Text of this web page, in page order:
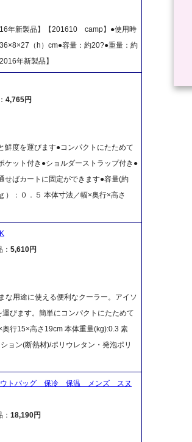
年新製品】【201610 camp】●使用時
（h）cm●容量：約20?●重量：約
年新製品】
4,765円
鮮度を運びます●コンパクトにたためて
ケット付き●ショルダーストラップ付き●
せばカートに固定ができます●容量(約
）：０．５ 本体寸法／幅×奥行×高さ
5,610円
な用途に使える便利なクーラー。アイソ
びます。簡単にコンパクトにたためて
行15×高さ19cm 本体重量(kg):0.3 素
ョン(断熱材)/ポリウレタン・発泡ポリ
ウトバッグ 保冷 保温 メンズ スヌ
18,190円